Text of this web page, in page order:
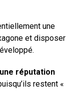
une
et disposer
réputation
restent «